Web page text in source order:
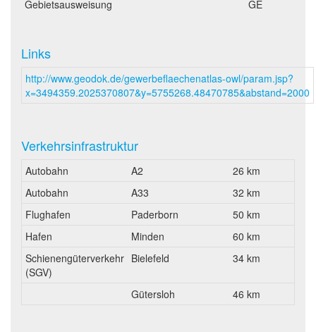
Gebietsausweisung
GE
Links
http://www.geodok.de/gewerbeflaechenatlas-owl/param.jsp?
x=3494359.2025370807&y=5755268.48470785&abstand=2000
Verkehrsinfrastruktur
Autobahn A2
26 km
Autobahn
A33
32 km
Flughafen
Paderborn
50 km
Hafen
Minden
60 km
Schienengüterverkehr
(SGV)
Bielefeld 34 km
Gütersloh 46 km